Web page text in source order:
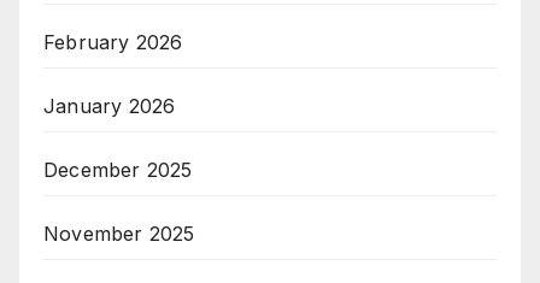
February 2026
January 2026
December 2025
November 2025